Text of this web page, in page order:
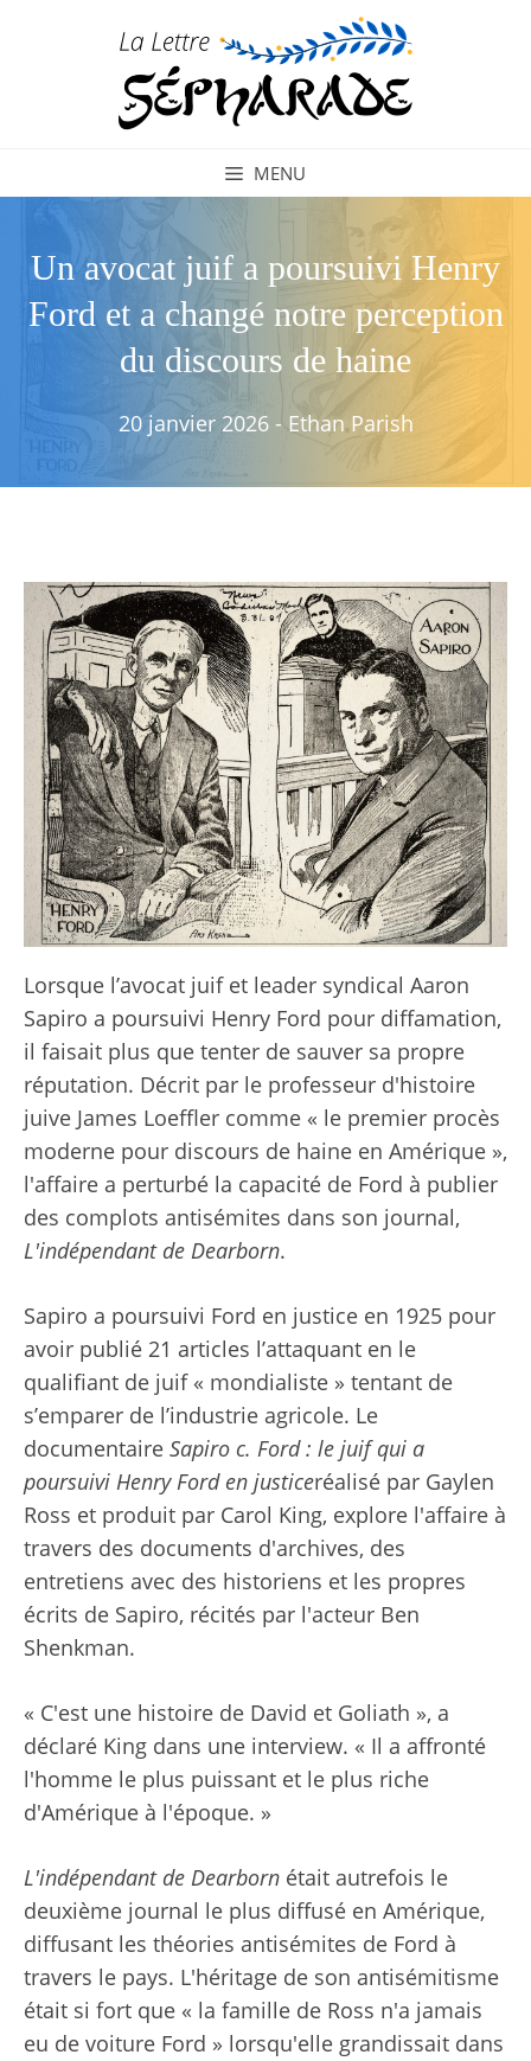
MENU
Un avocat juif a poursuivi Henry
Ford et a changé notre perception
du discours de haine
20 janvier 2026 - Ethan Parish
Lorsque l’avocat juif et leader syndical Aaron
Sapiro a poursuivi Henry Ford pour diffamation,
il faisait plus que tenter de sauver sa propre
réputation. Décrit par le professeur d'histoire
juive James Loeffler comme « le premier procès
moderne pour discours de haine en Amérique »,
l'affaire a perturbé la capacité de Ford à publier
des complots antisémites dans son journal,
L'indépendant de Dearborn.
Sapiro a poursuivi Ford en justice en 1925 pour
avoir publié 21 articles l’attaquant en le
qualifiant de juif « mondialiste » tentant de
s’emparer de l’industrie agricole. Le
documentaire Sapiro c. Ford : le juif qui a
poursuivi Henry Ford en justiceréalisé par Gaylen
Ross et produit par Carol King, explore l'affaire à
travers des documents d'archives, des
entretiens avec des historiens et les propres
écrits de Sapiro, récités par l'acteur Ben
Shenkman.
« C'est une histoire de David et Goliath », a
déclaré King dans une interview. « Il a affronté
l'homme le plus puissant et le plus riche
d'Amérique à l'époque. »
L'indépendant de Dearborn était autrefois le
deuxième journal le plus diffusé en Amérique,
diffusant les théories antisémites de Ford à
travers le pays. L'héritage de son antisémitisme
était si fort que « la famille de Ross n'a jamais
eu de voiture Ford » lorsqu'elle grandissait dans